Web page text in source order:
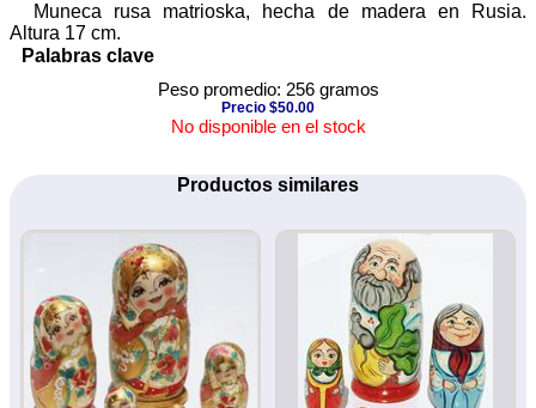
Muneca rusa matrioska, hecha de madera en Rusia.
Altura 17 cm.
Palabras clave
Peso promedio: 256 gramos
Precio $50.00
No disponible en el stock
Productos similares